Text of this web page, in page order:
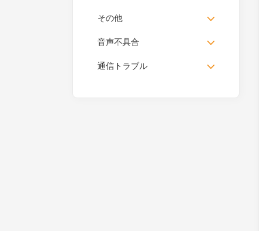
その他
音声不具合
通信トラブル